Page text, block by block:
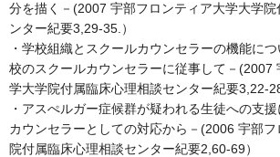
分を描く－(2007 宇部フロンティア大学大学
ンター紀要3,29-35.）
・学校組織とスクールカウンセラーの機能に
校のスクールカウンセラーに従事して－(2007
学大学院付属臨床心理相談センター紀要3,22-
・アスぺルガー症候群が疑われる生徒への支
カウンセラーとしての対応から－(2006 宇部
院付属臨床心理相談センター紀要2,60-69）